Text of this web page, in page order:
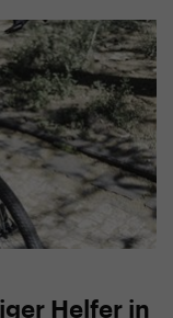
Helfer in